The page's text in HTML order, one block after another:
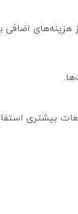
هزینه‌های
بیشتری